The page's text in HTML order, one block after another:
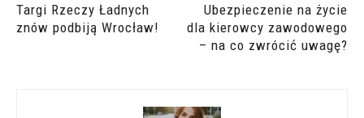
Targi Rzeczy Ładnych
znów podbiją Wrocław!
Ubezpieczenie na życie
dla kierowcy zawodowego
– na co zwrócić uwagę?